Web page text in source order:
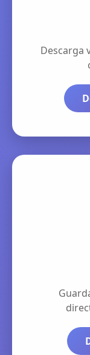
Descarga